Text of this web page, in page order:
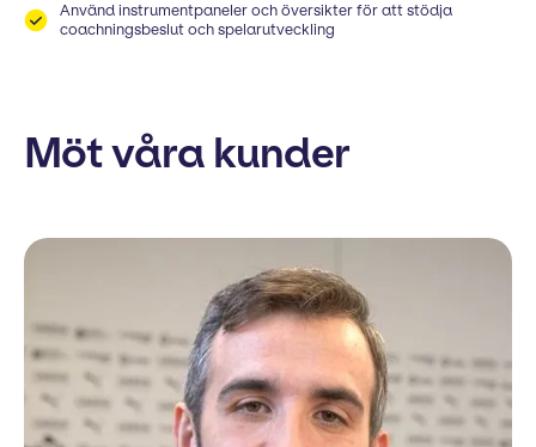
Använd instrumentpaneler och översikter för att stödja
coachningsbeslut och spelarutveckling
Möt våra kunder